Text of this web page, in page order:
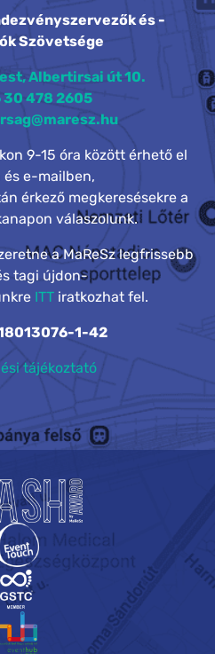
és -
Szövetsége
Albertirsai út 10.
30 478 2605
9-15 óra között érhető el
e-mailben,
érkező megkeresésekre a
válaszolunk.
a MaReSz legfrissebb
tagi újdon-
ITTiratkozhat fel.
1-42
tájékoztató